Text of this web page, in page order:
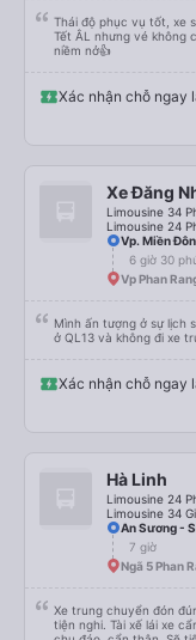
Thái độ phục vụ tốt, xe
Tết ÂL nhưng vé không
niềm nở👍
Xác nhận chỗ ngay
Xe Đăng
Limousine 34
Limousine 24
Vp. Miền
6 giờ 30
Vp Phan
Mình ấn tượng ở sự lịch
ở QL13 và không đi xe
Xác nhận chỗ ngay
Hà Linh
Limousine 24
An Sương -
7 giờ
Ngã 5 Phan
Xe trung chuyển đón
tiện nghi. Tài xế lái xe